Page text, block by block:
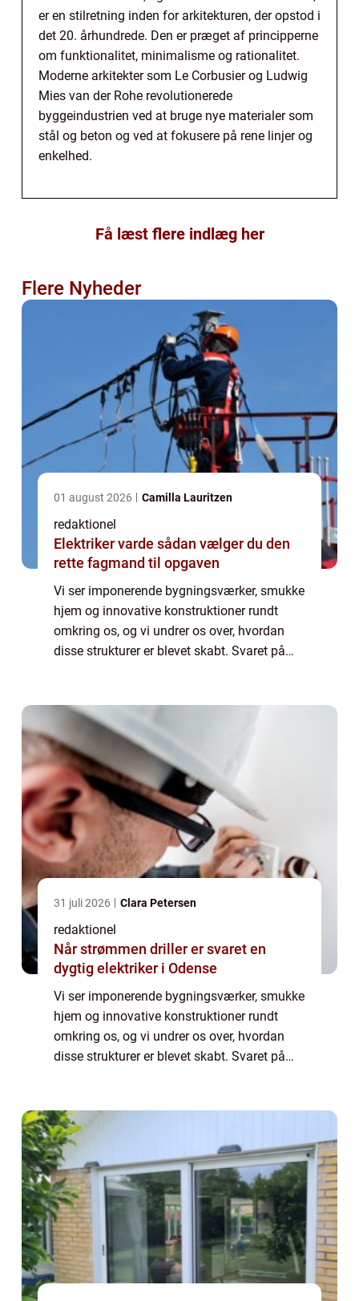
er en stilretning inden for arkitekturen, der opstod i
det 20. århundrede. Den er præget af principperne
om funktionalitet, minimalisme og rationalitet.
Moderne arkitekter som Le Corbusier og Ludwig
Mies van der Rohe revolutionerede
byggeindustrien ved at bruge nye materialer som
stål og beton og ved at fokusere på rene linjer og
enkelhed.
Få læst flere indlæg her
Flere Nyheder
01 august 2026 Camilla Lauritzen
redaktionel
Elektriker varde sådan vælger du den
rette fagmand til opgaven
Vi ser imponerende bygningsværker, smukke
hjem og innovative konstruktioner rundt
omkring os, og vi undrer os over, hvordan
disse strukturer er blevet skabt. Svaret på
31 juli 2026 Clara Petersen
redaktionel
Når strømmen driller er svaret en
dygtig elektriker i Odense
Vi ser imponerende bygningsværker, smukke
hjem og innovative konstruktioner rundt
omkring os, og vi undrer os over, hvordan
disse strukturer er blevet skabt. Svaret på